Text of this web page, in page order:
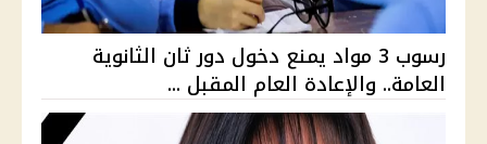
رسوب 3 مواد يمنع دخول دور ثان الثانوية
العامة.. والإعادة العام المقبل ...